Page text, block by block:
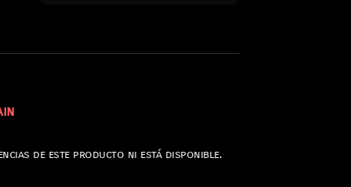
de este producto ni está disponible.